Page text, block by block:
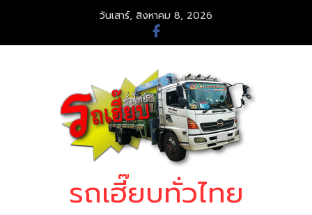
content
วันเสาร์, สิงหาคม 8, 2026
รถเฮี๊ยบทั่วไทย